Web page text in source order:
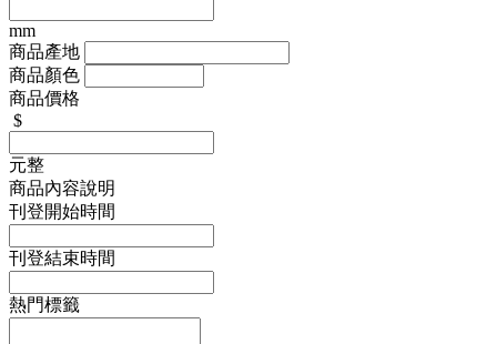
mm
商品產地
商品顏色
商品價格
$
元整
商品內容說明
刊登開始時間
刊登結束時間
熱門標籤